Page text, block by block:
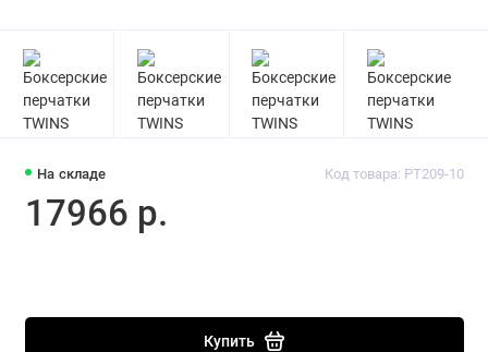
На складе Код товара: PT209-10
17966 р.
Купить